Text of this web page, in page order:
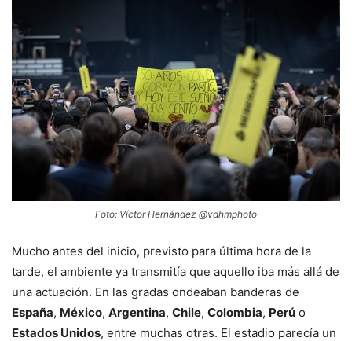
Foto: Víctor Hernández @vdhmphoto
Mucho antes del inicio, previsto para última hora de la
tarde, el ambiente ya transmitía que aquello iba más allá de
una actuación. En las gradas ondeaban banderas de
España, México, Argentina, Chile, Colombia, Perú o
Estados Unidos, entre muchas otras. El estadio parecía un